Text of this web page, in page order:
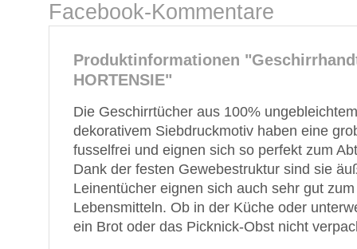
Facebook-Kommentare
Produktinformationen
HORTENSIE"
Die Geschirrtücher aus 100%
dekorativem Siebdruckmotiv haben eine
fusselfrei und eignen sich so perfekt zum
Dank der festen Gewebestruktur sind sie
Leinentücher eignen sich auch sehr gut
Lebensmitteln. Ob in der Küche oder
ein Brot oder das Picknick-Obst nicht